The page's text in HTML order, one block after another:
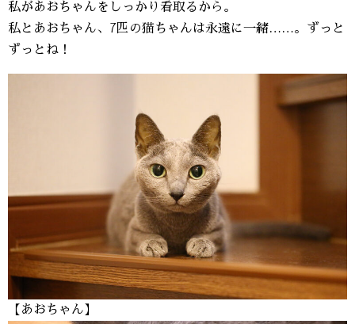
私があおちゃんをしっかり看取るから。
私とあおちゃん、7匹の猫ちゃんは永遠に一緒……。ずっと
ずっとね！
【あおちゃん】